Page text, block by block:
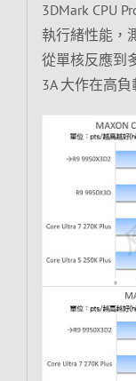
3DMark CPU
執行緒性能，
從單核反應到
3A 大作在高